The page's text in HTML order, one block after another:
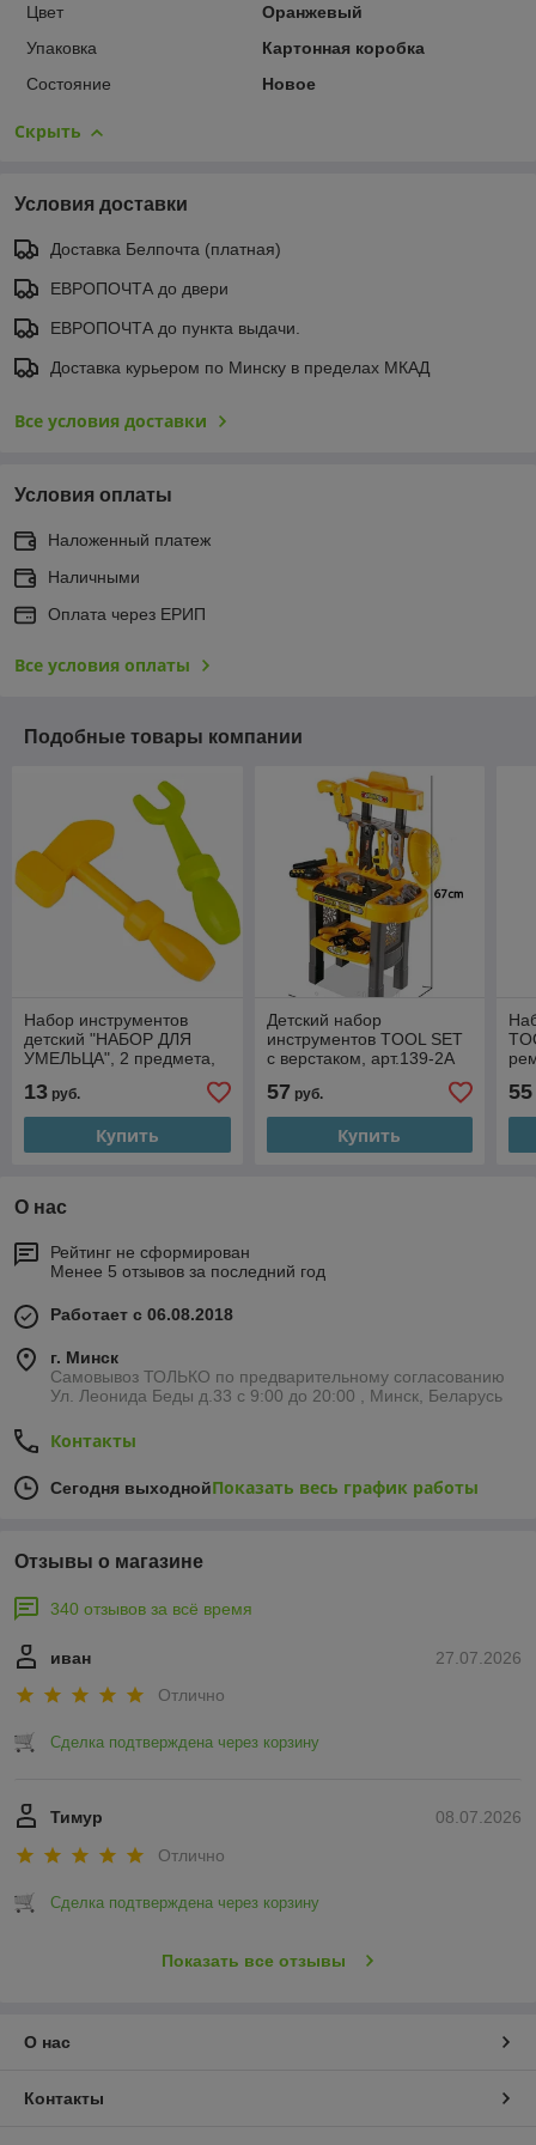
Цвет
Оранжевый
Упаковка
Картонная коробка
Состояние
Новое
Скрыть
Условия доставки
Доставка Белпочта (платная)
ЕВРОПОЧТА до двери
ЕВРОПОЧТА до пункта выдачи.
Доставка курьером по Минску в пределах МКАД
Все условия доставки
Условия оплаты
Наложенный платеж
Наличными
Оплата через ЕРИП
Все условия оплаты
Подобные товары компании
Набор инструментов
детский "НАБОР ДЛЯ
УМЕЛЬЦА", 2 предмета,
13 руб.
Купить
Детский набор
инструментов TOOL SET
с верстаком, арт.139-2A
57 руб.
Купить
55
О нас
Рейтинг не сформирован
Менее 5 отзывов за последний год
Работает с 06.08.2018
г. Минск
Самовывоз ТОЛЬКО по предварительному согласованию
Ул. Леонида Беды д.33 с 9:00 до 20:00 , Минск, Беларусь
Контакты
Сегодня выходнойПоказать весь график работы
Отзывы о магазине
340 отзывов за всё время
27.07.2026
иван
Отлично
Сделка подтверждена через корзину
08.07.2026
Тимур
Отлично
Сделка подтверждена через корзину
Показать все отзывы
О нас
Контакты